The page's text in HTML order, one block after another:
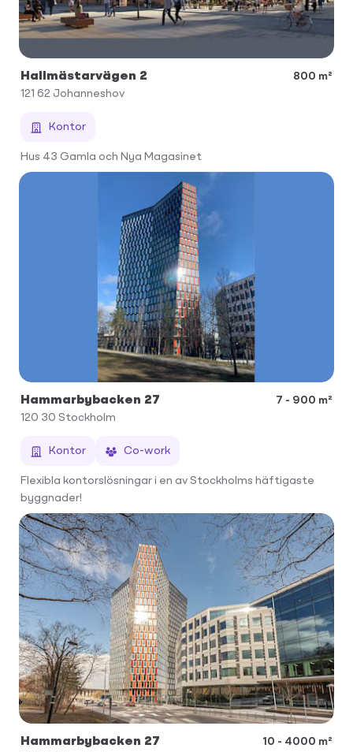
Hallmästarvägen 2
800 m²
121 62 Johanneshov
Kontor
Hus 43 Gamla och Nya Magasinet
Hammarbybacken 27
7 - 900 m²
120 30 Stockholm
Kontor Co-work
Flexibla kontorslösningar i en av Stockholms häftigaste
byggnader!
Hammarbybacken 27
10 - 4000 m²